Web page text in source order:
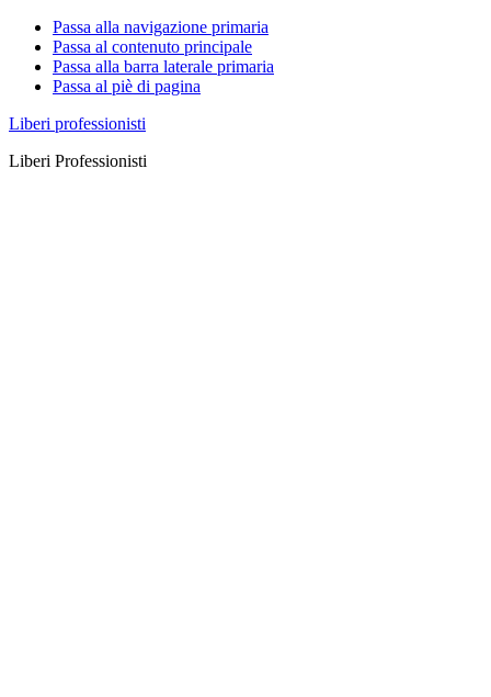
Passa alla navigazione primaria
Passa al contenuto principale
Passa alla barra laterale primaria
Passa al piè di pagina
Liberi professionisti
Liberi Professionisti